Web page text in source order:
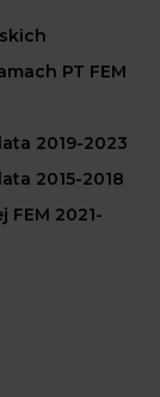
PT FEM
2019-2023
2015-2018
2021-